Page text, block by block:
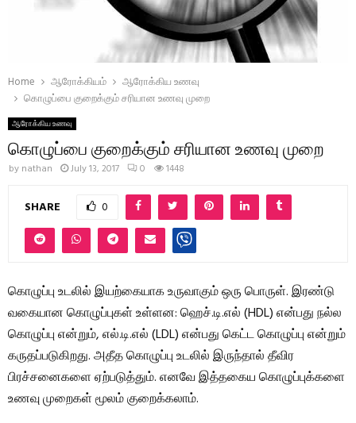
Home ஆரோக்கியம்
ஆரோக்கிய உணவு
கொழுப்பை குறைக்கும் சரியான உணவு முறை
ஆரோக்கிய உணவு
கொழுப்பை குறைக்கும் சரியான உணவு முறை
by nathan July 13, 2017 0 1448
SHARE 0
கொழுப்பு உடலில் இயற்கையாக உருவாகும் ஒரு பொருள். இரண்டு
வகையான கொழுப்புகள் உள்ளன: ஹெச்.டி.எல் (HDL) என்பது நல்ல
கொழுப்பு என்றும், எல்.டி.எல் (LDL) என்பது கெட்ட கொழுப்பு என்றும்
கருதப்படுகிறது. அதீத கொழுப்பு உடலில் இருந்தால் தீவிர
பிரச்சனைகளை ஏற்படுத்தும். எனவே இத்தகைய கொழுப்புக்களை
உணவு முறைகள் மூலம் குறைக்கலாம்.